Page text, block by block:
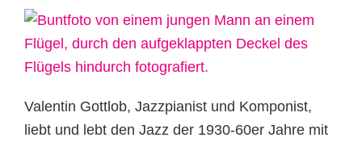
Valentin Gottlob, Jazzpianist und Komponist,
liebt und lebt den Jazz der 1930-60er Jahre mit